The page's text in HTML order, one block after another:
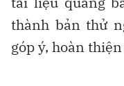
thành bản thử
góp ý, hoàn